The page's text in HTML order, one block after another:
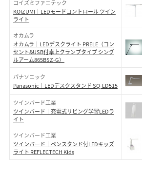
コイズミファニテック
KOIZUMI｜LEDモードコントロール ツイン
ライト
オカムラ
オカムラ｜LEDデスクライト PRELE（コン
セント&USB付卓上クランプタイプ シング
ルアーム865BSZ-G）
パナソニック
Panasonic｜LEDデスクスタンド SQ-LD515
ツインバード工業
ツインバード｜充電式リビング学習LEDラ
イト
ツインバード工業
ツインバード｜ペンスタンド付LEDキッズ
ライト REFLECTECH Kids